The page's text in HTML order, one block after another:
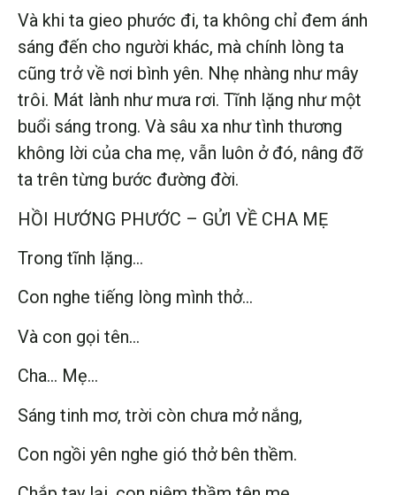
Và khi ta gieo phước đi, ta không chỉ đem ánh
sáng đến cho người khác, mà chính lòng ta
cũng trở về nơi bình yên. Nhẹ nhàng như mây
trôi. Mát lành như mưa rơi. Tĩnh lặng như một
buổi sáng trong. Và sâu xa như tình thương
không lời của cha mẹ, vẫn luôn ở đó, nâng đỡ
ta trên từng bước đường đời.
HỒI HƯỚNG PHƯỚC – GỬI VỀ CHA MẸ
Trong tĩnh lặng…
Con nghe tiếng lòng mình thở…
Và con gọi tên…
Cha… Mẹ…
Sáng tinh mơ, trời còn chưa mở nắng,
Con ngồi yên nghe gió thở bên thềm.